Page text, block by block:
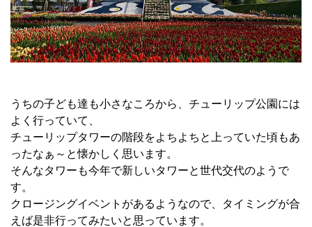
うちの子ども達も小さなころから、チューリップ公園には
よく行っていて、
チューリップタワーの階段をよちよちと上っていた頃もあ
ったなぁ～と懐かしく思います。
そんなタワーも今年で新しいタワーと世代交代のようで
す。
クロージングイベントがあるようなので、タイミングが合
えば是非行ってみたいと思っています。